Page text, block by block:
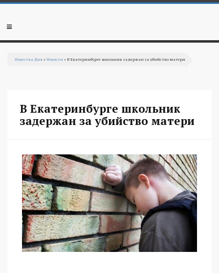
Перейти к основному содержанию
Мобильное
Повестка Дня »Новости » В Екатеринбурге школьник задержан за убийство матери
В Екатеринбурге школьник
задержан за убийство матери